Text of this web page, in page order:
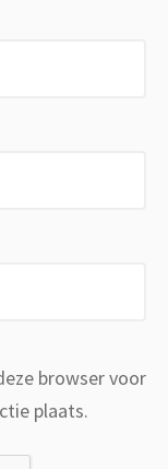
browser voor
plaats.